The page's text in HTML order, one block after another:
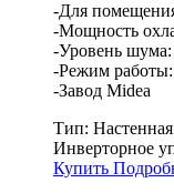
-Для
-Мощность
-Уровень
-Режим работы:
-Завод Midea
Тип:
Инверторное
Купить